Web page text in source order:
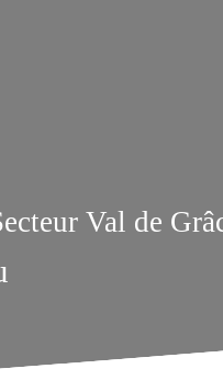
Val de